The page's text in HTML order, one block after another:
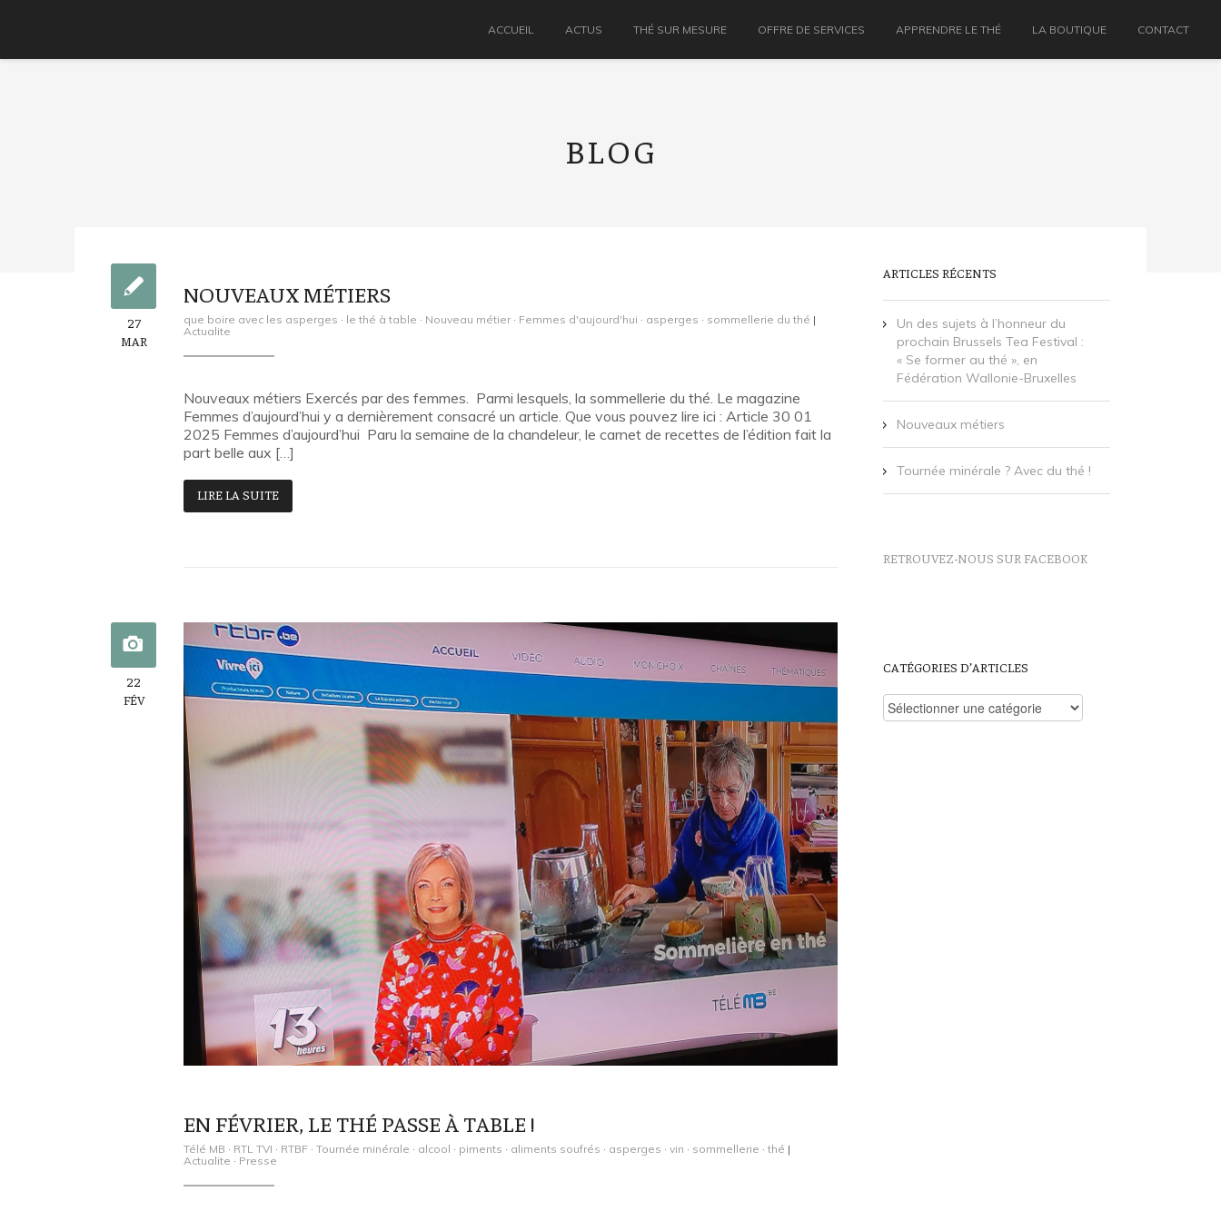
ACCUEIL ACTUS THÉ SUR MESURE OFFRE DE SERVICES APPRENDRE LE THÉ LA BOUTIQUE CONTACT
BLOG
27
MAR
NOUVEAUX MÉTIERS
que boire avec les asperges · le thé à table · Nouveau métier· Femmes d'aujourd'hui · asperges · sommellerie du thé |
Actualite
Nouveaux métiers Exercés par des femmes. Parmi lesquels, la sommellerie du thé. Le magazine
Femmes d’aujourd’hui y a dernièrement consacré un article. Que vous pouvez lire ici : Article 30 01
2025 Femmes d’aujourd’hui Paru la semaine de la chandeleur, le carnet de recettes de l’édition fait la
part belle aux […]
LIRE LA SUITE
22
FÉV
EN FÉVRIER, LE THÉ PASSE À TABLE !
Télé MB · RTL TVI · RTBF · Tournée minérale · alcool · piments · aliments soufrés · asperges · vin · sommellerie · thé |
Actualite · Presse
ARTICLES RÉCENTS
Un des sujets à l’honneur du
prochain Brussels Tea Festival :
« Se former au thé », en
Fédération Wallonie-Bruxelles
Nouveaux métiers
Tournée minérale ? Avec du thé !
RETROUVEZ-NOUS SUR FACEBOOK
CATÉGORIES D’ARTICLES
Catégories
d’articles